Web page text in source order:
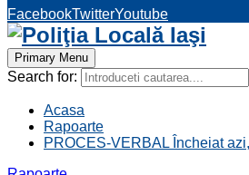
FacebookTwitterYoutube
Primary Menu
Search for:
Acasa
Rapoarte
PROCES-VERBAL Încheiat